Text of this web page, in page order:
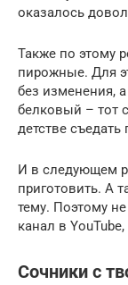
оказалось
Также по этому
пирожные. Для
без изменения,
белковый – тот
детстве
И в следующем
приготовить. А
тему. Поэтому
канал в
Сочники с